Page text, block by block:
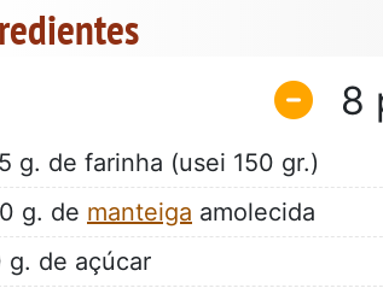
8
g. de farinha (usei 150 gr.)
g. de manteiga amolecida
g. de açúcar